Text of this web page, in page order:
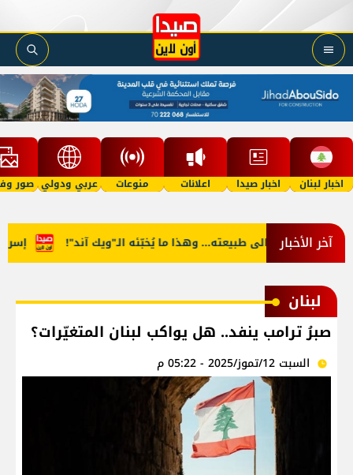
اخبار لبنان اخبار صيدا اعلانات منوعات عربي ودولي صور
آخر الأخبار
آب يعود الى طبيعته... وهذا ما يُخبّئه الـ"ويك آند"!
لبنان
صبرُ ترامب ينفد.. هل يواكب لبنان المتغيّرات؟
السبت 12/تموز/2025 - 05:22 م